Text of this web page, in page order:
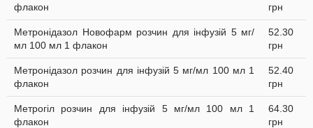
флакон
грн
Метронідазол Новофарм розчин для інфузій 5 мг/
мл 100 мл 1 флакон
52.30
грн
Метронідазол розчин для інфузій 5 мг/мл 100 мл 1
флакон
52.40
грн
Метрогіл розчин для інфузій 5 мг/мл 100 мл 1
флакон
64.30
грн